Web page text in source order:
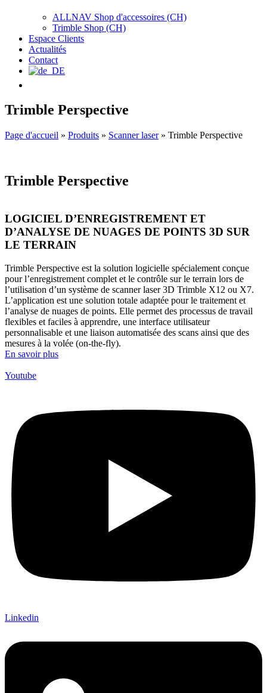
ALLNAV Shop d'accessoires (CH)
Trimble Shop (CH)
Espace Clients
Actualités
Contact
Trimble Perspective
Page d'accueil » Produits » Scanner laser» Trimble Perspective
Trimble Perspective
LOGICIEL D’ENREGISTREMENT ET
D’ANALYSE DE NUAGES DE POINTS 3D SUR
LE TERRAIN
Trimble Perspective est la solution logicielle spécialement conçue
pour l’enregistrement complet et le contrôle sur le terrain lors de
l’utilisation d’un système de scanner laser 3D Trimble X12 ou X7.
L’application est une solution totale adaptée pour le traitement et
l’analyse de nuages de points. Elle permet des processus de travail
flexibles et faciles à apprendre, une interface utilisateur
personnalisable et une liaison automatisée des scans ainsi que des
mesures à la volée (on-the-fly).
En savoir plus
Youtube
Linkedin